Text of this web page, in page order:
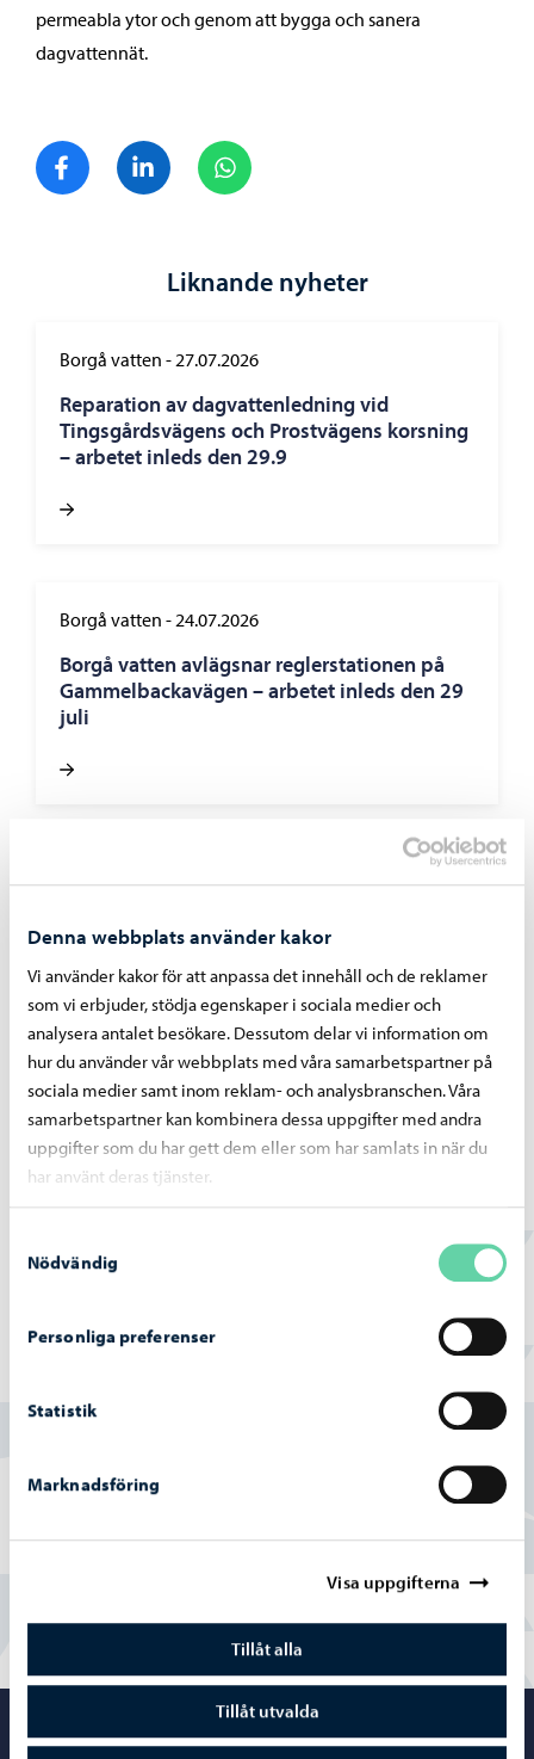
Denna webbplats använder kakor
Vi använder kakor för att anpassa det innehåll och de reklamer
som vi erbjuder, stödja egenskaper i sociala medier och
analysera antalet besökare. Dessutom delar vi information om
hur du använder vår webbplats med våra samarbetspartner på
sociala medier samt inom reklam- och analysbranschen. Våra
samarbetspartner kan kombinera dessa uppgifter med andra
uppgifter som du har gett dem eller som har samlats in när du
har använt deras tjänster.
Nödvändig
Personliga preferenser
Statistik
Marknadsföring
Visa uppgifterna
Tillåt alla
Tillåt utvalda
permeabla ytor och genom att bygga och sanera
dagvattennät.
Dela på FacebookDela på LinkedIn
Liknande nyheter
Borgå vatten -27.07.2026
Reparation av dagvattenledning vid
Tingsgårdsvägens och Prostvägens korsning
– arbetet inleds den 29.9
Borgå vatten -24.07.2026
Borgå vatten avlägsnar reglerstationen på
Gammelbackavägen – arbetet inleds den 29
juli
Borgå vatten-07.07.2026
Bräddningar vid pumpstationer på grund av
störtregn 4. – 5.7.2026
Borgå vatten -02.07.2026
Vattentjänstarbeten i Haikobranten 2
området framskrider
Porvoo – Gå